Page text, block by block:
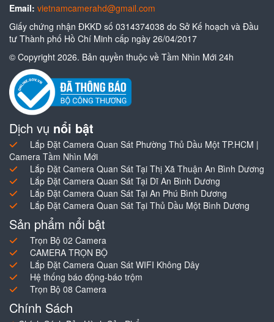
Email: vietnamcamerahd@gmail.com
Giấy chứng nhận ĐKKD số 0314374038 do Sở Kế hoạch và Đầu
tư Thành phố Hồ Chí Minh cấp ngày 26/04/2017
© Copyright 2026. Bản quyền thuộc về Tầm Nhìn Mới 24h
Dịch vụ nổi bật
Lắp Đặt Camera Quan Sát Phường Thủ Dầu Một TP.HCM |
Camera Tầm Nhìn Mới
Lắp Đặt Camera Quan Sát Tại Thị Xã Thuận An Bình Dương
Lắp Đặt Camera Quan Sát Tại Dĩ An Bình Dương
Lắp Đặt Camera Quan Sát Tại An Phú Bình Dương
Lắp Đặt Camera Quan Sát Tại Thủ Dầu Một Bình Dương
Sản phẩm nổi bật
Trọn Bộ 02 Camera
CAMERA TRỌN BỘ
Lắp Đặt Camera Quan Sát WIFI Không Dây
Hệ thống báo động-báo trộm
Trọn Bộ 08 Camera
Chính Sách